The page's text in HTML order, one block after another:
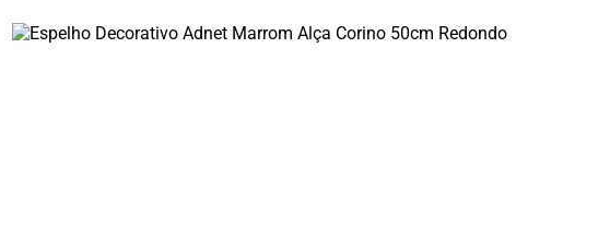
OUTLET